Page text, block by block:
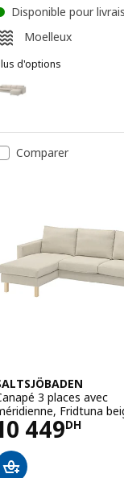
Disponible pour
Moelleux
d'options
: VIMLE, Canapé
: VIMLE, Canapé
Comparer
3 places avec
Fridtuna
449DH